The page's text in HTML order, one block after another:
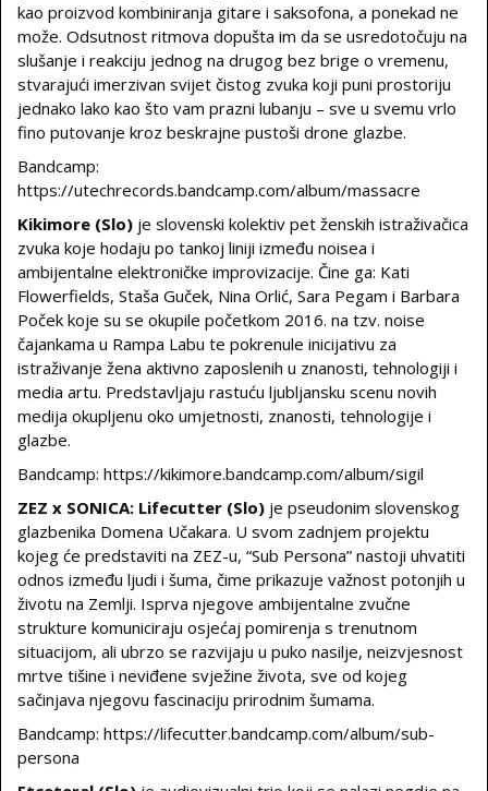
kao proizvod kombiniranja gitare i saksofona, a ponekad ne
može. Odsutnost ritmova dopušta im da se usredotočuju na
slušanje i reakciju jednog na drugog bez brige o vremenu,
stvarajući imerzivan svijet čistog zvuka koji puni prostoriju
jednako lako kao što vam prazni lubanju – sve u svemu vrlo
fino putovanje kroz beskrajne pustoši drone glazbe.
Bandcamp:
https://utechrecords.bandcamp.com/album/massacre
Kikimore (Slo) je slovenski kolektiv pet ženskih istraživačica
zvuka koje hodaju po tankoj liniji između noisea i
ambijentalne elektroničke improvizacije. Čine ga: Kati
Flowerfields, Staša Guček, Nina Orlić, Sara Pegam i Barbara
Poček koje su se okupile početkom 2016. na tzv. noise
čajankama u Rampa Labu te pokrenule inicijativu za
istraživanje žena aktivno zaposlenih u znanosti, tehnologiji i
media artu. Predstavljaju rastuću ljubljansku scenu novih
medija okupljenu oko umjetnosti, znanosti, tehnologije i
glazbe.
Bandcamp: https://kikimore.bandcamp.com/album/sigil
ZEZ x SONICA: Lifecutter (Slo) je pseudonim slovenskog
glazbenika Domena Učakara. U svom zadnjem projektu
kojeg će predstaviti na ZEZ-u, “Sub Persona” nastoji uhvatiti
odnos između ljudi i šuma, čime prikazuje važnost potonjih u
životu na Zemlji. Isprva njegove ambijentalne zvučne
strukture komuniciraju osjećaj pomirenja s trenutnom
situacijom, ali ubrzo se razvijaju u puko nasilje, neizvjesnost
mrtve tišine i neviđene svježine života, sve od kojeg
sačinjava njegovu fascinaciju prirodnim šumama.
Bandcamp: https://lifecutter.bandcamp.com/album/sub-
persona